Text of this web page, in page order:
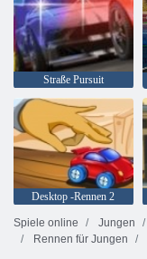
Straße Pursuit
Desktop -Rennen 2
Spiele online
Jungen
Rennen für Jungen